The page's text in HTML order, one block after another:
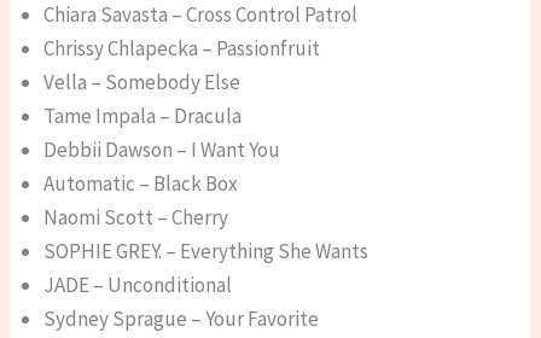
Chiara Savasta – Cross Control Patrol
Chrissy Chlapecka – Passionfruit
Vella – Somebody Else
Tame Impala – Dracula
Debbii Dawson – I Want You
Automatic – Black Box
Naomi Scott – Cherry
SOPHIE GREY. – Everything She Wants
JADE – Unconditional
Sydney Sprague – Your Favorite